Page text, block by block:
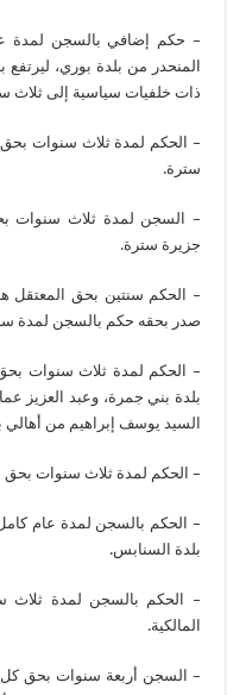
– حكم إضافي بالسجن لمدة
المنحدر من بلدة بوري،
ذات خلفيات سياسية إلى ثلاث
– الحكم لمدة ثلاث سنوات
سترة.
– السجن لمدة ثلاث سنوات
جزيرة سترة.
– الحكم سنتين بحق المعتقل
صدر بحقه حكم بالسجن لمدة سنة،
– الحكم لمدة ثلاث سنوات
بلدة بني جمرة، وعبد العزيز
السيد يوسف إبراهيم من أهالي
– الحكم لمدة ثلاث سنوات بحق
– الحكم بالسجن لمدة عام
بلدة السنابس.
– الحكم بالسجن لمدة
المالكية.
– السجن أربعة سنوات بحق